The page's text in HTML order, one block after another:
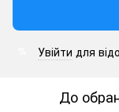
Увійти для
До